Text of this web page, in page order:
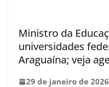
Ministro da
universidades
Araguaína; veja
29 de janeiro de 2026